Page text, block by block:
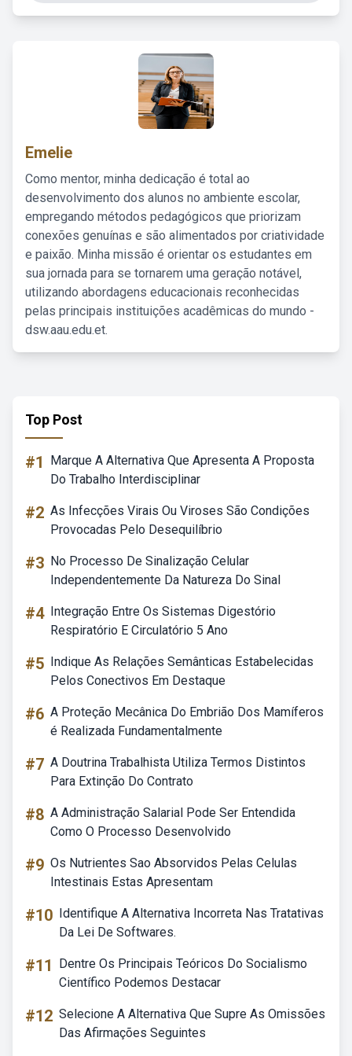
Emelie
Como mentor, minha dedicação é total ao
desenvolvimento dos alunos no ambiente escolar,
empregando métodos pedagógicos que priorizam
conexões genuínas e são alimentados por criatividade
e paixão. Minha missão é orientar os estudantes em
sua jornada para se tornarem uma geração notável,
utilizando abordagens educacionais reconhecidas
pelas principais instituições acadêmicas do mundo -
dsw.aau.edu.et.
Top Post
#1
Marque A Alternativa Que Apresenta A Proposta
Do Trabalho Interdisciplinar
#2 As Infecções Virais Ou Viroses São Condições
Provocadas Pelo Desequilíbrio
#3 No Processo De Sinalização Celular
Independentemente Da Natureza Do Sinal
#4 Integração Entre Os Sistemas Digestório
Respiratório E Circulatório 5 Ano
#5 Indique As Relações Semânticas Estabelecidas
Pelos Conectivos Em Destaque
#6 A Proteção Mecânica Do Embrião Dos Mamíferos
é Realizada Fundamentalmente
#7 A Doutrina Trabalhista Utiliza Termos Distintos
Para Extinção Do Contrato
#8 A Administração Salarial Pode Ser Entendida
Como O Processo Desenvolvido
#9 Os Nutrientes Sao Absorvidos Pelas Celulas
Intestinais Estas Apresentam
#10 Identifique A Alternativa Incorreta Nas Tratativas
Da Lei De Softwares.
#11
Dentre Os Principais Teóricos Do Socialismo
Científico Podemos Destacar
#12 Selecione A Alternativa Que Supre As Omissões
Das Afirmações Seguintes